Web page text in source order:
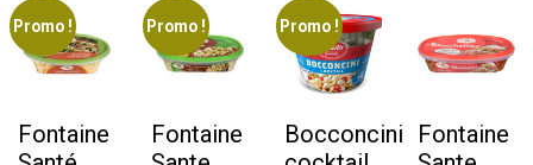
300
g
Promo !
Fontaine
Promo !
Fontaine
Promo !
Bocconcini
Fontaine